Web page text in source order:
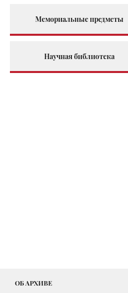
Мемориальные предметы
Научная библиотека
ОБ АРХИВЕ